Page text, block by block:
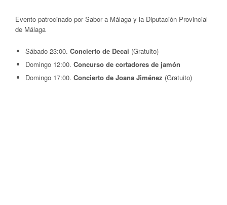
Evento patrocinado por Sabor a Málaga y la Diputación Provincial
de Málaga
Sábado 23:00. Concierto de Decai (Gratuito)
Domingo 12:00. Concurso de cortadores de jamón
Domingo 17:00. Concierto de Joana Jiménez (Gratuito)